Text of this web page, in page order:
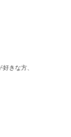
きな方、